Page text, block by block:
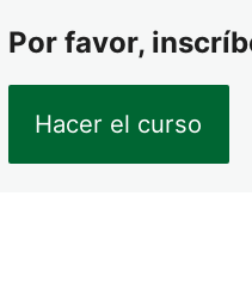
Por favor,
Hacer el curso